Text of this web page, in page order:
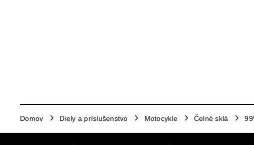
Domov Diely a príslušenstvo Motocykle Čelné sklá